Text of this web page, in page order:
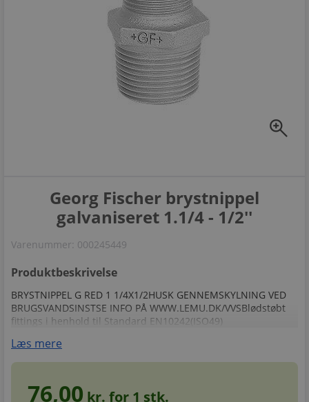
zoom_in
Georg Fischer brystnippel
galvaniseret 1.1/4 - 1/2''
Varenummer: 000245449
Produktbeskrivelse
BRYSTNIPPEL G RED 1 1/4X1/2HUSK GENNEMSKYLNING VED
BRUGSVANDSINSTSE INFO PÅ WWW.LEMU.DK/VVSBlødstøbt
fittings i henhold til Standard EN10242(ISO49)
Læs mere
76,00 kr. for 1 stk.